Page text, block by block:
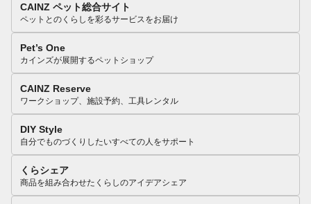
CAINZ ペット総合サイト
ペットとのくらしを彩るサービスをお届け
Pet’s One
カインズが展開するペットショップ
CAINZ Reserve
ワークショップ、施設予約、工具レンタル
DIY Style
自分でものづくりしたいすべての人をサポート
くらシェア
商品を組み合わせたくらしのアイデアシェア